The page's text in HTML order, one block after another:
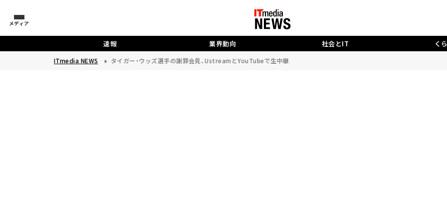
メディア
速報 業界動向 社会とIT く
ITmedia NEWS タイガー・ウッズ選手の謝罪会見、UstreamとYouTubeで生中継